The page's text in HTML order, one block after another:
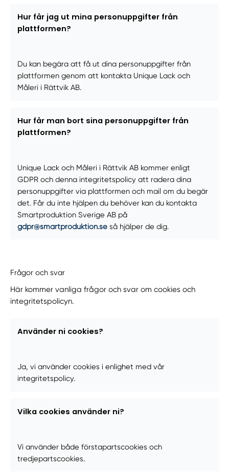
Hur får jag ut mina personuppgifter från
plattformen?
Du kan begära att få ut dina personuppgifter från
plattformen genom att kontakta Unique Lack och
Måleri i Rättvik AB.
Hur får man bort sina personuppgifter från
plattformen?
Unique Lack och Måleri i Rättvik AB kommer enligt
GDPR och denna integritetspolicy att radera dina
personuppgifter via plattformen och mail om du begär
det. Får du inte hjälpen du behöver kan du kontakta
Smartproduktion Sverige AB på
gdpr@smartproduktion.seså hjälper de dig.
Frågor och svar
Här kommer vanliga frågor och svar om cookies och
integritetspolicyn.
Använder ni cookies?
Ja, vi använder cookies i enlighet med vår
integritetspolicy.
Vilka cookies använder ni?
Vi använder både förstapartscookies och
tredjepartscookies.